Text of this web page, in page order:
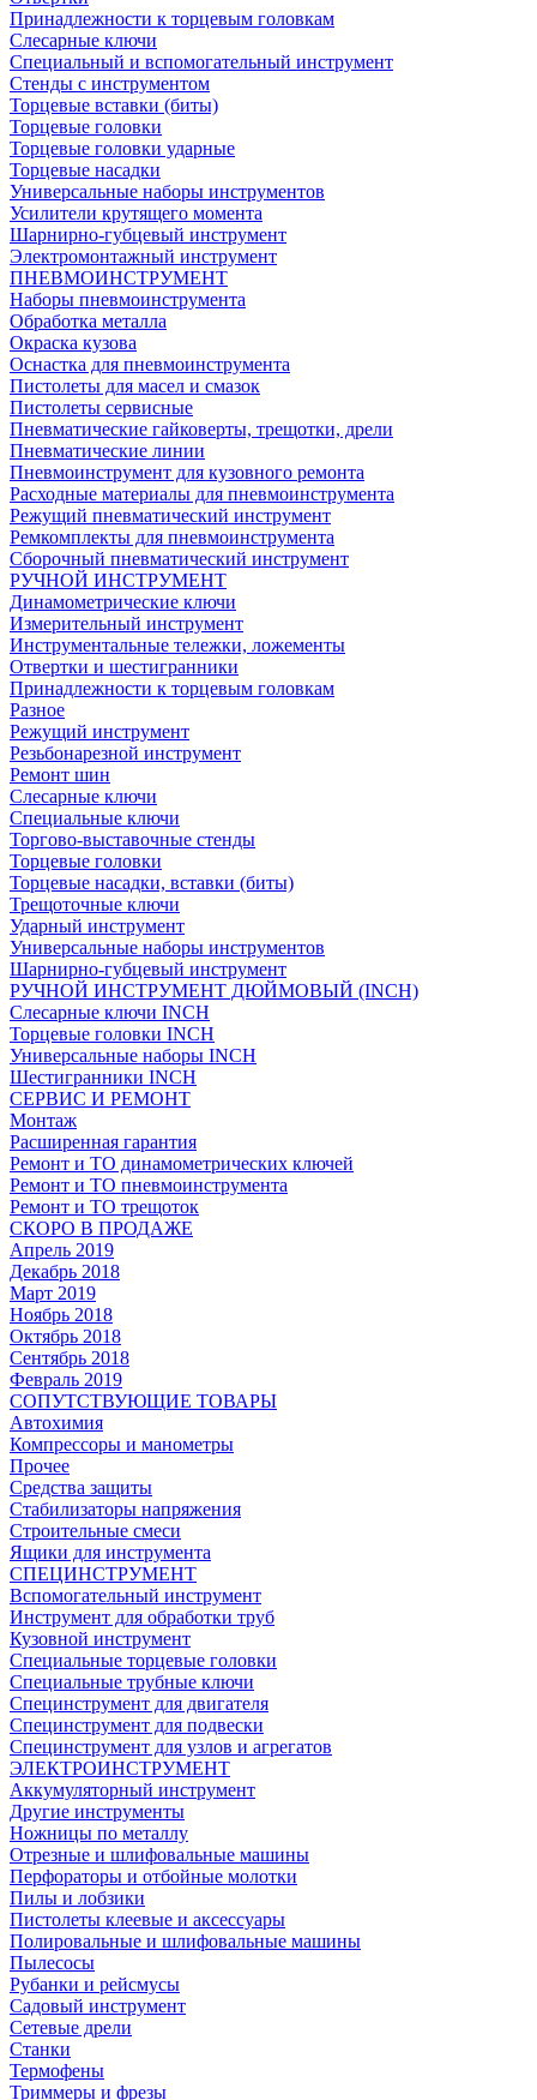
Принадлежности к торцевым головкам
Слесарные ключи
Специальный и вспомогательный инструмент
Стенды с инструментом
Торцевые вставки (биты)
Торцевые головки
Торцевые головки ударные
Торцевые насадки
Универсальные наборы инструментов
Усилители крутящего момента
Шарнирно-губцевый инструмент
Электромонтажный инструмент
ПНЕВМОИНСТРУМЕНТ
Наборы пневмоинструмента
Обработка металла
Окраска кузова
Оснастка для пневмоинструмента
Пистолеты для масел и смазок
Пистолеты сервисные
Пневматические гайковерты, трещотки, дрели
Пневматические линии
Пневмоинструмент для кузовного ремонта
Расходные материалы для пневмоинструмента
Режущий пневматический инструмент
Ремкомплекты для пневмоинструмента
Сборочный пневматический инструмент
РУЧНОЙ ИНСТРУМЕНТ
Динамометрические ключи
Измерительный инструмент
Инструментальные тележки, ложементы
Отвертки и шестигранники
Принадлежности к торцевым головкам
Разное
Режущий инструмент
Резьбонарезной инструмент
Ремонт шин
Слесарные ключи
Специальные ключи
Торгово-выставочные стенды
Торцевые головки
Торцевые насадки, вставки (биты)
Трещоточные ключи
Ударный инструмент
Универсальные наборы инструментов
Шарнирно-губцевый инструмент
РУЧНОЙ ИНСТРУМЕНТ ДЮЙМОВЫЙ (INCH)
Слесарные ключи INCH
Торцевые головки INCH
Универсальные наборы INCH
Шестигранники INCH
СЕРВИС И РЕМОНТ
Монтаж
Расширенная гарантия
Ремонт и ТО динамометрических ключей
Ремонт и ТО пневмоинструмента
Ремонт и ТО трещоток
СКОРО В ПРОДАЖЕ
Апрель 2019
Декабрь 2018
Март 2019
Ноябрь 2018
Октябрь 2018
Сентябрь 2018
Февраль 2019
СОПУТСТВУЮЩИЕ ТОВАРЫ
Автохимия
Компрессоры и манометры
Прочее
Средства защиты
Стабилизаторы напряжения
Строительные смеси
Ящики для инструмента
СПЕЦИНСТРУМЕНТ
Вспомогательный инструмент
Инструмент для обработки труб
Кузовной инструмент
Специальные торцевые головки
Специальные трубные ключи
Специнструмент для двигателя
Специнструмент для подвески
Специнструмент для узлов и агрегатов
ЭЛЕКТРОИНСТРУМЕНТ
Аккумуляторный инструмент
Другие инструменты
Ножницы по металлу
Отрезные и шлифовальные машины
Перфораторы и отбойные молотки
Пилы и лобзики
Пистолеты клеевые и аксессуары
Полировальные и шлифовальные машины
Пылесосы
Рубанки и рейсмусы
Садовый инструмент
Сетевые дрели
Станки
Термофены
Триммеры и фрезы